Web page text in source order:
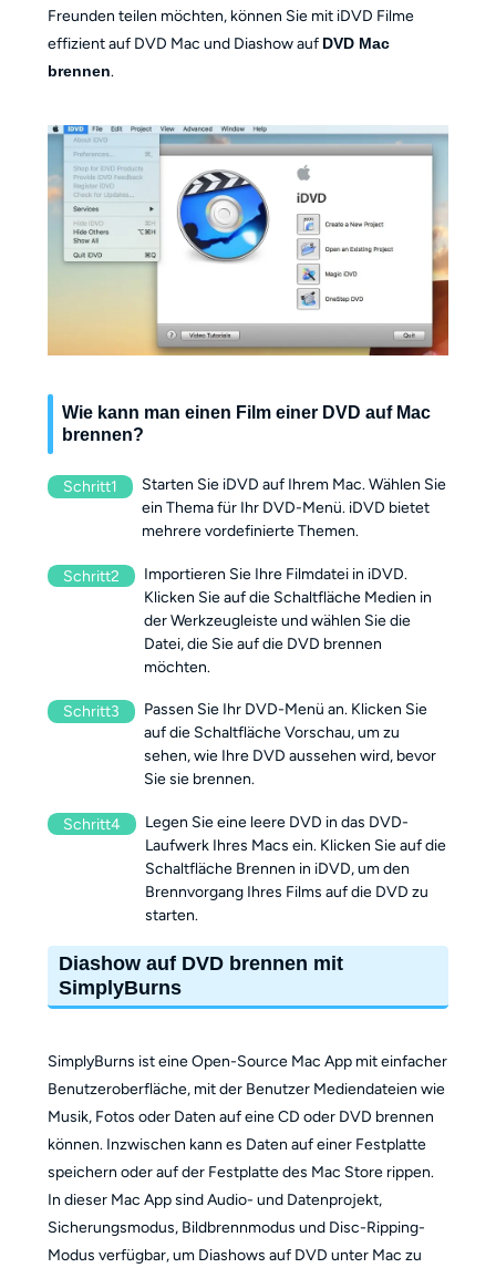
Freunden teilen möchten, können Sie mit iDVD Filme
effizient auf DVD Mac und Diashow auf DVD Mac
brennen.
Wie kann man einen Film einer DVD auf Mac
brennen?
Schritt1
Starten Sie iDVD auf Ihrem Mac. Wählen Sie
ein Thema für Ihr DVD-Menü. iDVD bietet
mehrere vordefinierte Themen.
Schritt2
Importieren Sie Ihre Filmdatei in iDVD.
Klicken Sie auf die Schaltfläche Medien in
der Werkzeugleiste und wählen Sie die
Datei, die Sie auf die DVD brennen
möchten.
Schritt3
Passen Sie Ihr DVD-Menü an. Klicken Sie
auf die Schaltfläche Vorschau, um zu
sehen, wie Ihre DVD aussehen wird, bevor
Sie sie brennen.
Schritt4
Legen Sie eine leere DVD in das DVD-
Laufwerk Ihres Macs ein. Klicken Sie auf die
Schaltfläche Brennen in iDVD, um den
Brennvorgang Ihres Films auf die DVD zu
starten.
Diashow auf DVD brennen mit
SimplyBurns
SimplyBurns ist eine Open-Source Mac App mit einfacher
Benutzeroberfläche, mit der Benutzer Mediendateien wie
Musik, Fotos oder Daten auf eine CD oder DVD brennen
können. Inzwischen kann es Daten auf einer Festplatte
speichern oder auf der Festplatte des Mac Store rippen.
In dieser Mac App sind Audio- und Datenprojekt,
Sicherungsmodus, Bildbrennmodus und Disc-Ripping-
Modus verfügbar, um Diashows auf DVD unter Mac zu